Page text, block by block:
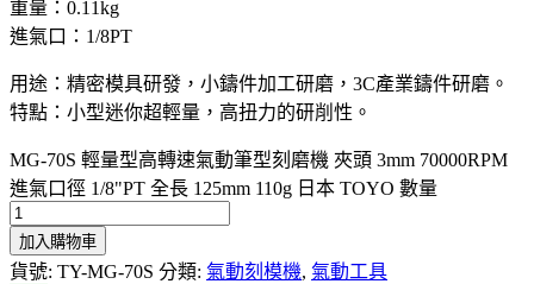
重量：0.11kg
進氣口：1/8PT
用途：精密模具研發，小鑄件加工研磨，3C產業鑄件研磨。
特點：小型迷你超輕量，高扭力的研削性。
MG-70S 輕量型高轉速氣動筆型刻磨機 夾頭 3mm 70000RPM
進氣口徑 1/8"PT 全長 125mm 110g 日本 TOYO 數量
加入購物車
貨號: TY-MG-70S 分類: 氣動刻模機, 氣動工具